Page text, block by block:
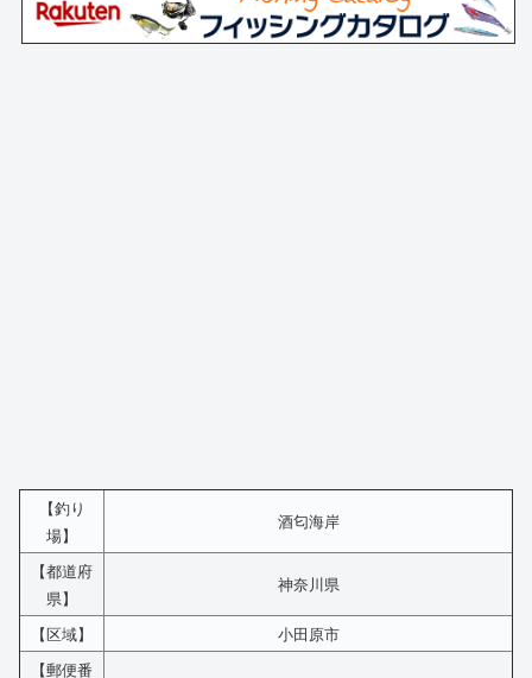
【釣り
場】
酒匂海岸
【都道府
県】
神奈川県
【区域】
小田原市
【郵便番